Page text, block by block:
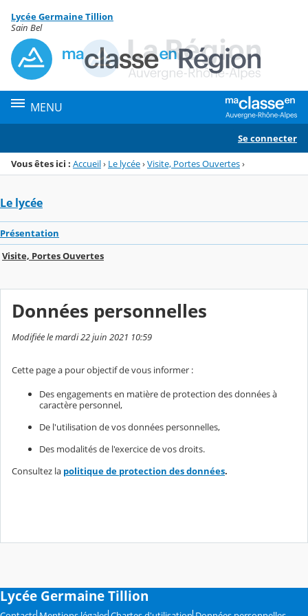
Menu de la rubrique
Contenu
Lycée Germaine Tillion
Sain Bel
MENU
Se connecter
Vous êtes ici : Accueil› Le lycée›Visite, Portes Ouvertes›
Le lycée
Présentation
Visite, Portes Ouvertes
Données personnelles
Modifiée le mardi 22 juin 2021 10:59
Cette page a pour objectif de vous informer :
Des engagements en matière de protection des données à
caractère personnel,
De l'utilisation de vos données personnelles,
Des modalités de l'exercice de vos droits.
Consultez la politique de protection des données.
Lycée Germaine Tillion